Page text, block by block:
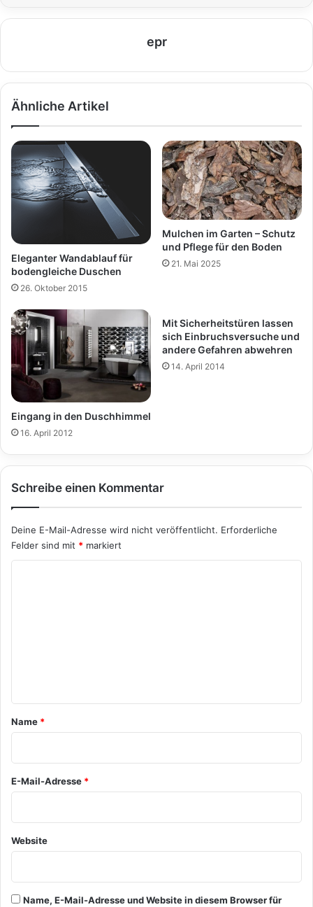
epr
Ähnliche Artikel
Eleganter Wandablauf für
bodengleiche Duschen
26. Oktober 2015
Mulchen im Garten – Schutz
und Pflege für den Boden
21. Mai 2025
Eingang in den Duschhimmel
16. April 2012
Mit Sicherheitstüren lassen
sich Einbruchsversuche und
andere Gefahren abwehren
14. April 2014
Schreibe einen Kommentar
Deine E-Mail-Adresse wird nicht veröffentlicht. Erforderliche
Felder sind mit * markiert
a
*
Name *
E-Mail-Adresse *
Website
Name, E-Mail-Adresse und Website in diesem Browser für